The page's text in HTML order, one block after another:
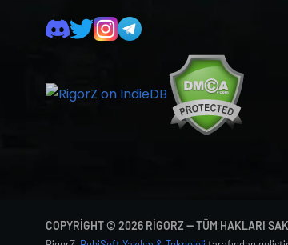
COPYRIGHT © 2026 RIGORZ — TÜM HAKLARI